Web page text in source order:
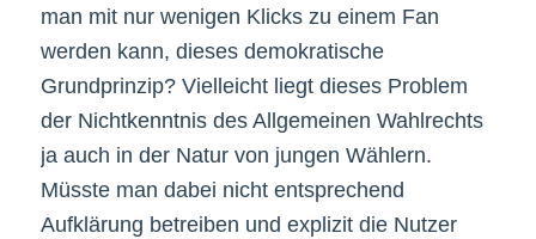
man mit nur wenigen Klicks zu einem Fan
werden kann, dieses demokratische
Grundprinzip? Vielleicht liegt dieses Problem
der Nichtkenntnis des Allgemeinen Wahlrechts
ja auch in der Natur von jungen Wählern.
Müsste man dabei nicht entsprechend
Aufklärung betreiben und explizit die Nutzer